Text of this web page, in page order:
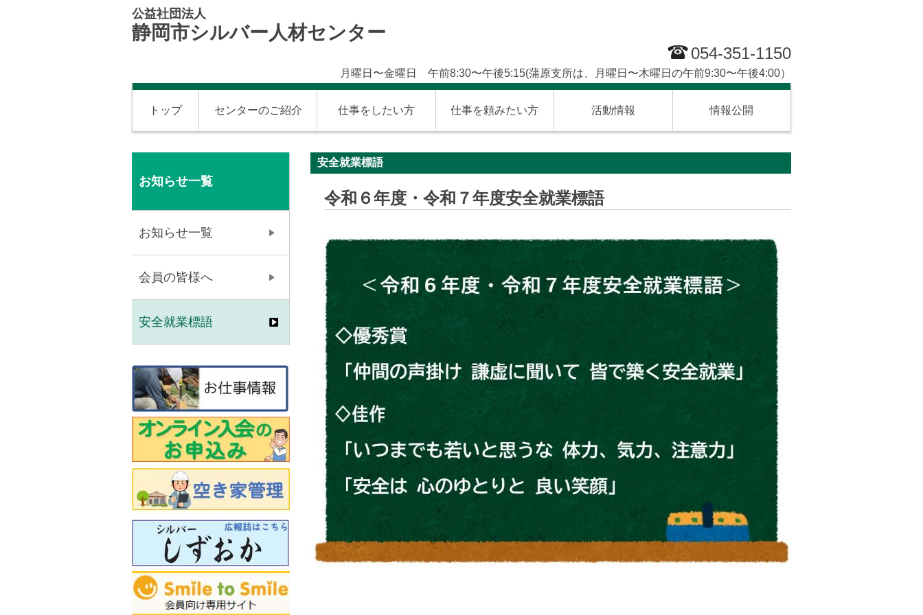
公益社団法人
静岡市シルバー人材センター
054-351-1150
月曜日〜金曜日 午前8:30〜午後5:15(蒲原支所は、月曜日〜木曜日の午前9:30〜午後4:00）
トップ センターのご紹介 仕事をしたい方 仕事を頼みたい方 活動情報 情報公開
安全就業標語
令和６年度・令和７年度安全就業標語
お知らせ一覧
お知らせ一覧
会員の皆様へ
安全就業標語